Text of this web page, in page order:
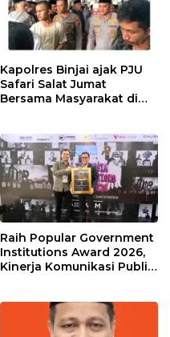
Kapolres Binjai ajak PJU
Safari Salat Jumat
Bersama Masyarakat di
Raih Popular Government
Institutions Award 2026,
Kinerja Komunikasi Publik